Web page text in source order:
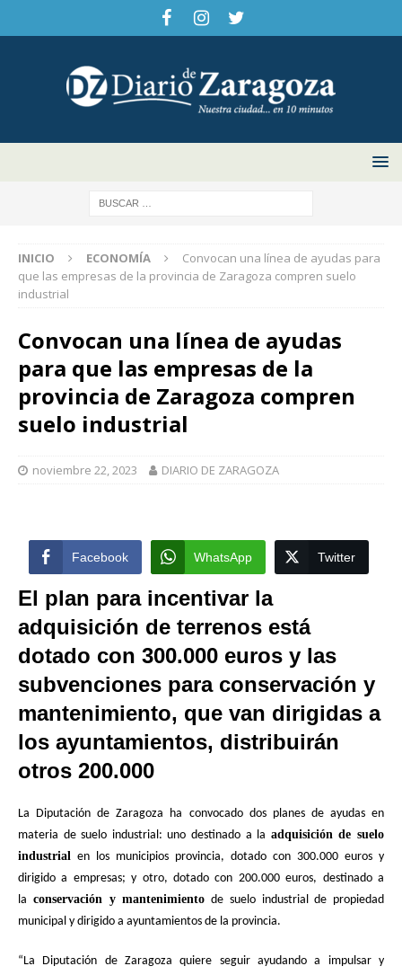
INICIO ECONOMÍA
Convocan una línea de ayudas para
que las empresas de la provincia de Zaragoza compren suelo
industrial
Convocan una línea de ayudas
para que las empresas de la
provincia de Zaragoza compren
suelo industrial
noviembre 22, 2023 DIARIO DE ZARAGOZA
Facebook WhatsApp Twitter
El plan para incentivar la
adquisición de terrenos está
dotado con 300.000 euros y las
subvenciones para conservación y
mantenimiento, que van dirigidas a
los ayuntamientos, distribuirán
otros 200.000
La Diputación de Zaragoza ha convocado dos planes de ayudas en
materia de suelo industrial: uno destinado a la adquisición de suelo
industrial en los municipios provincia, dotado con 300.000 euros y
dirigido a empresas; y otro, dotado con 200.000 euros, destinado a
la conservación y mantenimiento de suelo industrial de propiedad
municipal y dirigido a ayuntamientos de la provincia.
“La Diputación de Zaragoza quiere seguir ayudando a impulsar y